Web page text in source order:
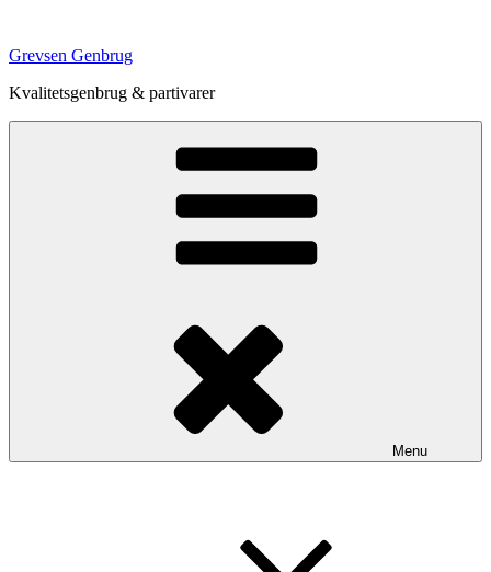
indhold
Grevsen Genbrug
Kvalitetsgenbrug & partivarer
Menu